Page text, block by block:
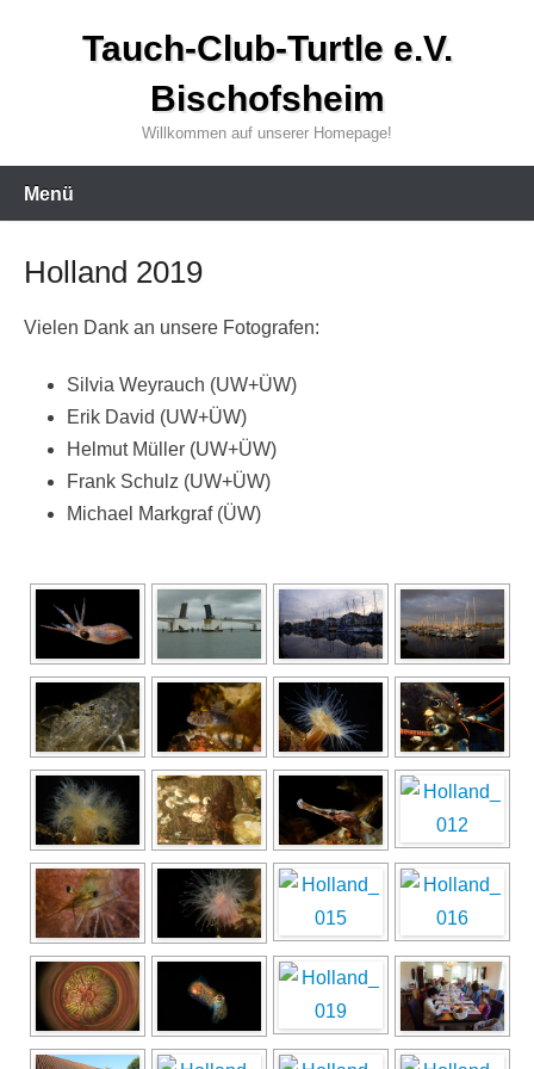
Tauch-Club-Turtle e.V.
Bischofsheim
Willkommen auf unserer Homepage!
Menü
Holland 2019
Vielen Dank an unsere Fotografen:
Silvia Weyrauch (UW+ÜW)
Erik David (UW+ÜW)
Helmut Müller (UW+ÜW)
Frank Schulz (UW+ÜW)
Michael Markgraf (ÜW)